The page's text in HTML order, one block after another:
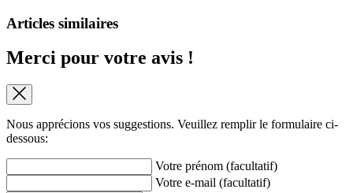
Articles similaires
Merci pour votre avis !
Nous apprécions vos suggestions. Veuillez remplir le formulaire ci-
dessous:
Votre prénom (facultatif)
Votre e-mail (facultatif)